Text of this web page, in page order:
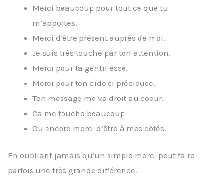
Merci beaucoup pour tout ce que tu
m’apportes.
Merci d’être présent auprès de moi.
Je suis très touché par ton attention.
Merci pour ta gentillesse.
Merci pour ton aide si précieuse.
Ton message me va droit au coeur.
Ca me touche beaucoup
Ou encore merci d’être à mes côtés.
En oubliant jamais qu’un simple merci peut faire
parfois une très grande différence.